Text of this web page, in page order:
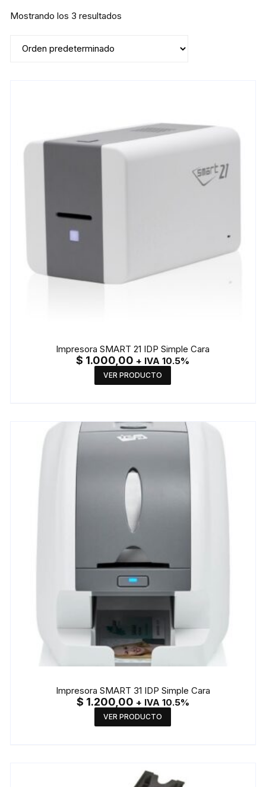
Mostrando los 3 resultados
Impresora SMART 21 IDP Simple Cara
$ 1.000,00 + IVA 10.5%
VER PRODUCTO
Impresora SMART 31 IDP Simple Cara
$ 1.200,00 + IVA 10.5%
VER PRODUCTO